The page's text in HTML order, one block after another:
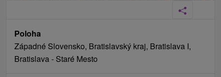
Poloha
Západné Slovensko, Bratislavský kraj, Bratislava I,
Bratislava - Staré Mesto